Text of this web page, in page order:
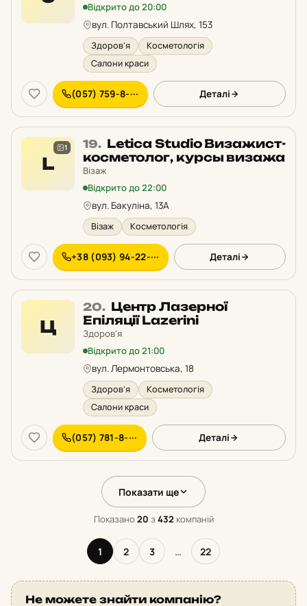
у
рейтингу:
Відкрито до 20:00
вул. Полтавський Шлях, 153
Здоров'я
Косметологія
Салони краси
(057) 759-8-··· Деталі
L
1 19. Місце
19
у
рейтингу:
Letica Studio Визажист-
косметолог, курсы визажа
Візаж
Відкрито до 22:00
вул. Бакуліна, 13А
Візаж Косметологія
+38 (093) 94-22-··· Деталі
Ц
20. Місце
20
у
рейтингу:
Центр Лазерної
Епіляції Lazerini
Здоров'я
Відкрито до 21:00
вул. Лермонтовська, 18
Здоров'я
Косметологія
Салони краси
(057) 781-8-··· Деталі
Показати ще
Показано 20 з 432 компаній
1 2 3 … 22
Не можете знайти компанію?